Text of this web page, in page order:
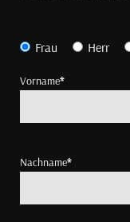
Frau Herr
Vorname*
Nachname*